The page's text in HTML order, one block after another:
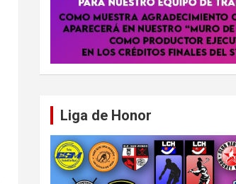
Liga de Honor